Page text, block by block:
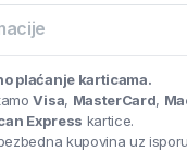
plaćanje karticama.
Visa, MasterCard,
Express kartice.
kupovina uz